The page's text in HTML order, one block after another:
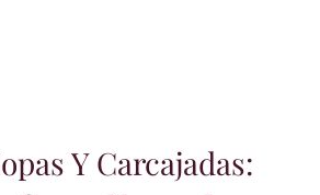
Y Carcajadas: